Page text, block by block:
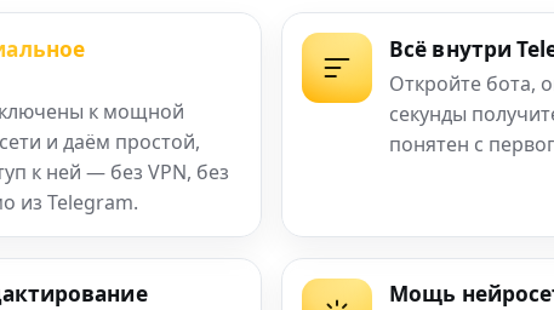
креатив
к мощной
и даём простой,
к ней — без VPN, без
из Telegram.
Всё внутри
Откройте бота,
секунды
понятен с
Мощь